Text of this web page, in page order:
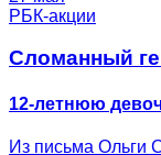
РБК-акции
Сломанный
12-летнюю
Из письма Ольги